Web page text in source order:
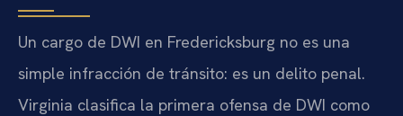
Un cargo de DWI en Fredericksburg no es una
simple infracción de tránsito: es un delito penal.
Virginia clasifica la primera ofensa de DWI como